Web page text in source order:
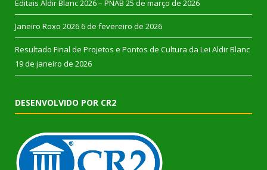
Editais Aldir Blanc 2026 – PNAB 25 de março de 2026
Janeiro Roxo 2026 6 de fevereiro de 2026
Resultado Final de Projetos e Pontos de Cultura da Lei Aldir Blanc
19 de janeiro de 2026
DESENVOLVIDO POR CR2